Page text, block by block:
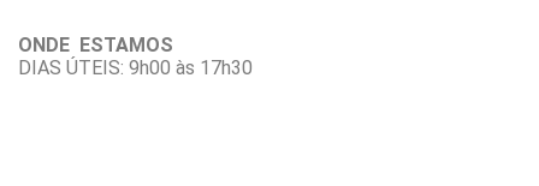
ONDE ESTAMOS
DIAS ÚTEIS: 9h00 às 17h30